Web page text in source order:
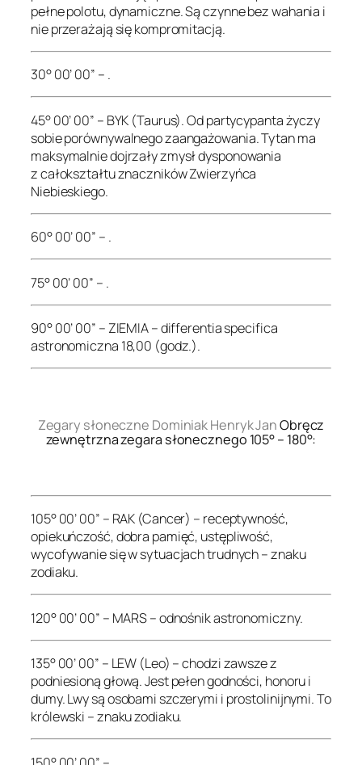
pełne polotu, dynamiczne. Są czynne bez wahania i
nie przerażają się kompromitacją.
30° 00’ 00” – .
45° 00’ 00” – BYK (Taurus). Od partycypanta życzy
sobie porównywalnego zaangażowania. Tytan ma
maksymalnie dojrzały zmysł dysponowania
z całokształtu znaczników Zwierzyńca
Niebieskiego.
60° 00’ 00” – .
75° 00’ 00” – .
90° 00’ 00” – ZIEMIA – differentia specifica
astronomiczna 18,00 (godz.).
Zegary słoneczne Dominiak Henryk JanObręcz
zewnętrzna zegara słonecznego 105° – 180°:
105° 00’ 00” – RAK (Cancer) – receptywność,
opiekuńczość, dobra pamięć, ustępliwość,
wycofywanie się w sytuacjach trudnych – znaku
zodiaku.
120° 00’ 00” – MARS – odnośnik astronomiczny.
135° 00’ 00” – LEW (Leo) – chodzi zawsze z
podniesioną głową. Jest pełen godności, honoru i
dumy. Lwy są osobami szczerymi i prostolinijnymi. To
królewski – znaku zodiaku.